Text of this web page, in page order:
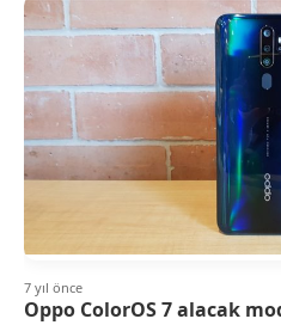
7 yıl önce
Oppo ColorOS 7 alacak